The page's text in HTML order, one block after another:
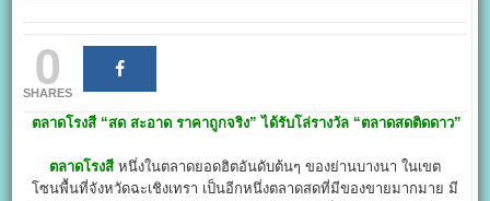
0
SHARES
ตลาดโรงสี “สด สะอาด ราคาถูกจริง” ได้รับโล่รางวัล “ตลาดสดติดดาว”
ตลาดโรงสีหนึ่งในตลาดยอดฮิตอันดับต้นๆ ของย่านบางนา ในเขต
โซนพื้นที่จังหวัดฉะเชิงเทรา เป็นอีกหนึ่งตลาดสดที่มีของขายมากมาย มี